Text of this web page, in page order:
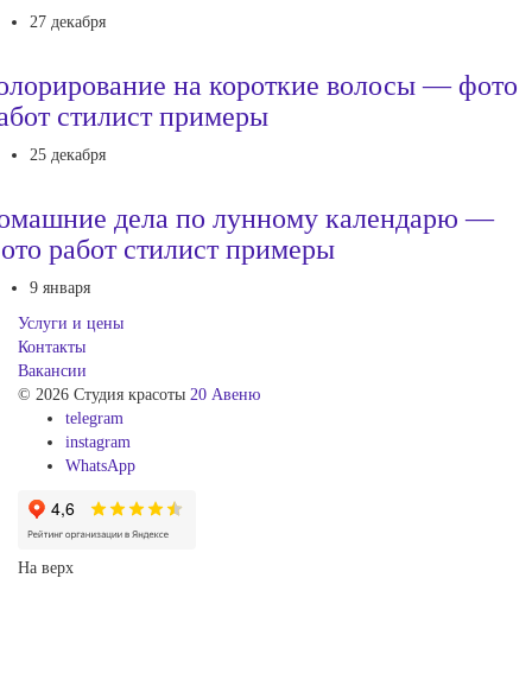
27 декабря
на короткие волосы — фото
стилист примеры
25 декабря
дела по лунному календарю —
работ стилист примеры
9 января
Услуги и цены
Контакты
Вакансии
© 2026 Студия красоты 20 Авеню
telegram
instagram
WhatsApp
На верх